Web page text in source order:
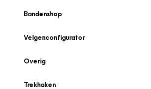
Bandenshop
Velgenconfigurator
Overig
Trekhaken